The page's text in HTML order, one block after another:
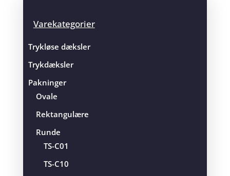
Varekategorier
Trykløse dæksler
Trykdæksler
Pakninger
Ovale
Rektangulære
Runde
TS-C01
TS-C10